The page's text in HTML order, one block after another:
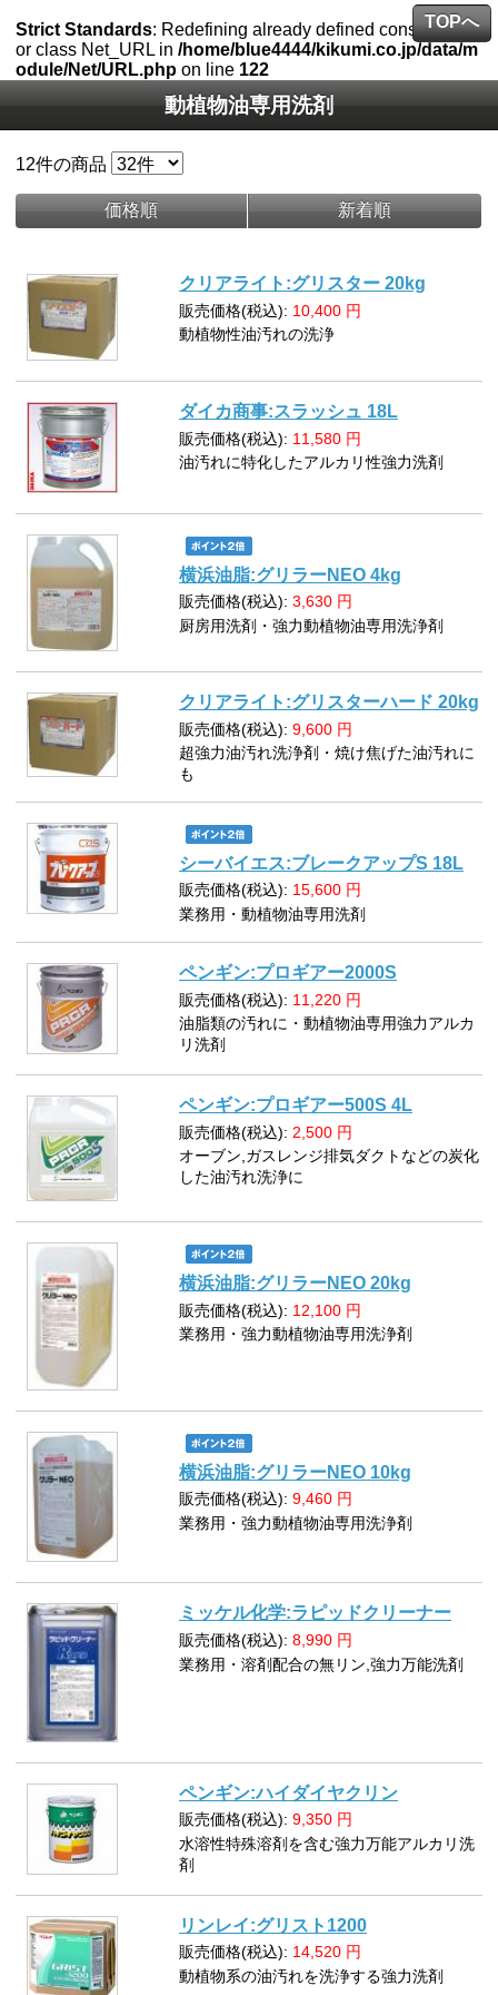
Strict Standards: Redefining already defined constructor f
or class Net_URL in/home/blue4444/kikumi.co.jp/data/m
odule/Net/URL.php on line 122
動植物油専用洗剤
12件の商品
価格順 新着順
クリアライト:グリスター 20kg
販売価格(税込): 10,400 円
動植物性油汚れの洗浄
ダイカ商事:スラッシュ 18L
販売価格(税込): 11,580 円
油汚れに特化したアルカリ性強力洗剤
横浜油脂:グリラーNEO 4kg
販売価格(税込): 3,630 円
厨房用洗剤・強力動植物油専用洗浄剤
クリアライト:グリスターハード 20kg
販売価格(税込): 9,600 円
超強力油汚れ洗浄剤・焼け焦げた油汚れに
も
シーバイエス:ブレークアップS 18L
販売価格(税込): 15,600 円
業務用・動植物油専用洗剤
ペンギン:プロギアー2000S
販売価格(税込): 11,220 円
油脂類の汚れに・動植物油専用強力アルカ
リ洗剤
ペンギン:プロギアー500S 4L
販売価格(税込): 2,500 円
オーブン,ガスレンジ排気ダクトなどの炭化
した油汚れ洗浄に
横浜油脂:グリラーNEO 20kg
販売価格(税込): 12,100 円
業務用・強力動植物油専用洗浄剤
横浜油脂:グリラーNEO 10kg
販売価格(税込): 9,460 円
業務用・強力動植物油専用洗浄剤
ミッケル化学:ラピッドクリーナー
販売価格(税込): 8,990 円
業務用・溶剤配合の無リン,強力万能洗剤
ペンギン:ハイダイヤクリン
販売価格(税込): 9,350 円
水溶性特殊溶剤を含む強力万能アルカリ洗
剤
リンレイ:グリスト1200
販売価格(税込): 14,520 円
動植物系の油汚れを洗浄する強力洗剤
TOPへ